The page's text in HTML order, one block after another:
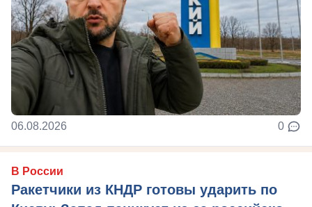
06.08.2026 0
В России
Ракетчики из КНДР готовы ударить по